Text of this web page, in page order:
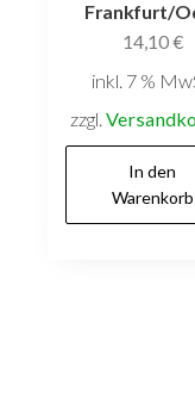
Frankfurt/
14,10€
inkl. 7 %
zzgl.
In den
Warenkorb